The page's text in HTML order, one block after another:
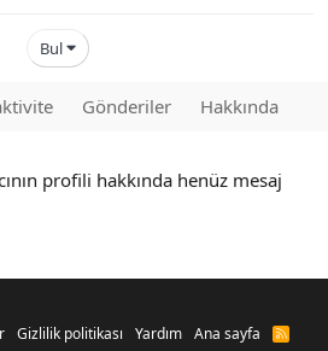
Bul
Gönderiler Hakkında
profili hakkında henüz mesaj
Gizlilik politikası Yardım Ana sayfa
R